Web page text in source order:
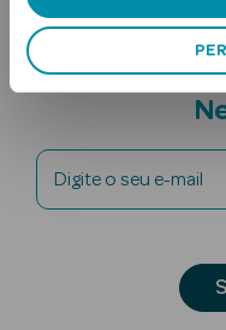
Digite o seu e-mail